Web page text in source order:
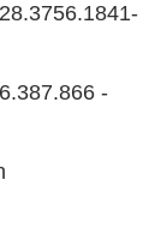
-